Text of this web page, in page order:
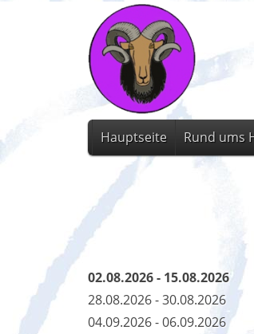
Hauptseite Rund ums
02.08.2026 - 15.08.2026
28.08.2026 - 30.08.2026
04.09.2026 - 06.09.2026